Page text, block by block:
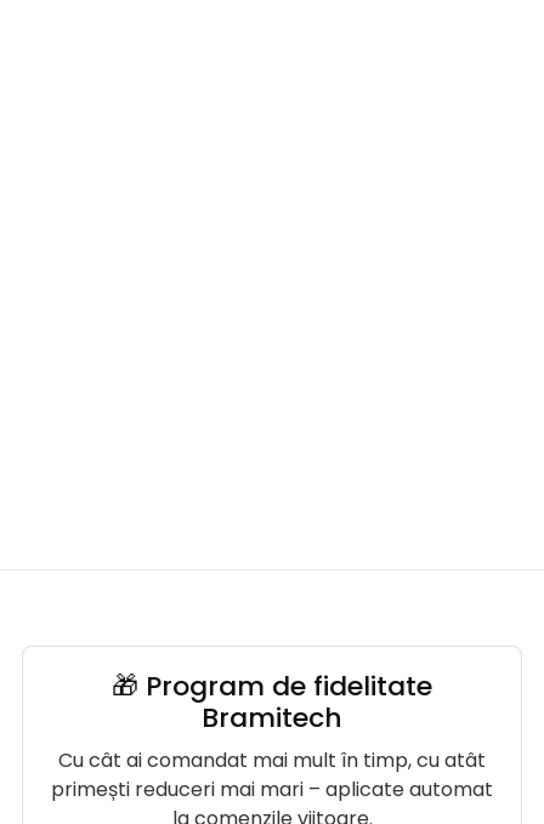
🎁 Program de fidelitate
Bramitech
Cu cât ai comandat mai mult în timp, cu atât
primești reduceri mai mari – aplicate automat
la comenzile viitoare.